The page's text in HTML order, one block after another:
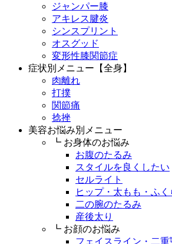
ジャンパー膝
アキレス腱炎
シンスプリント
オスグッド
変形性膝関節症
症状別メニュー【全身】
肉離れ
打撲
関節痛
捻挫
美容お悩み別メニュー
┗ お身体のお悩み
お腹のたるみ
スタイルを良くしたい
セルライト
ヒップ・太もも・ふ
二の腕のたるみ
産後太り
┗ お顔のお悩み
フェイスライン・二重